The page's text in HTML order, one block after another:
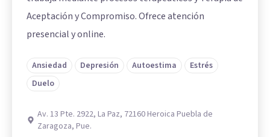
Aceptación y Compromiso. Ofrece atención
presencial y online.
Ansiedad Depresión Autoestima
Estrés
Duelo
Av. 13 Pte. 2922, La Paz, 72160 Heroica Puebla de
Zaragoza, Pue.